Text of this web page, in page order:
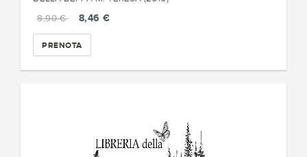
8,90 €
8,46 €
PRENOTA